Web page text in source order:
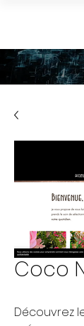
Coco
Découvrez